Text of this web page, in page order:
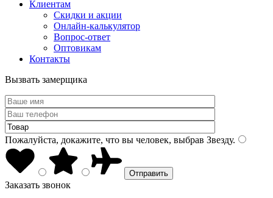
Клиентам
Скидки и акции
Онлайн-калькулятор
Вопрос-ответ
Оптовикам
Контакты
Вызвать замерщика
Пожалуйста, докажите, что вы человек, выбрав Звезду.
Заказать звонок